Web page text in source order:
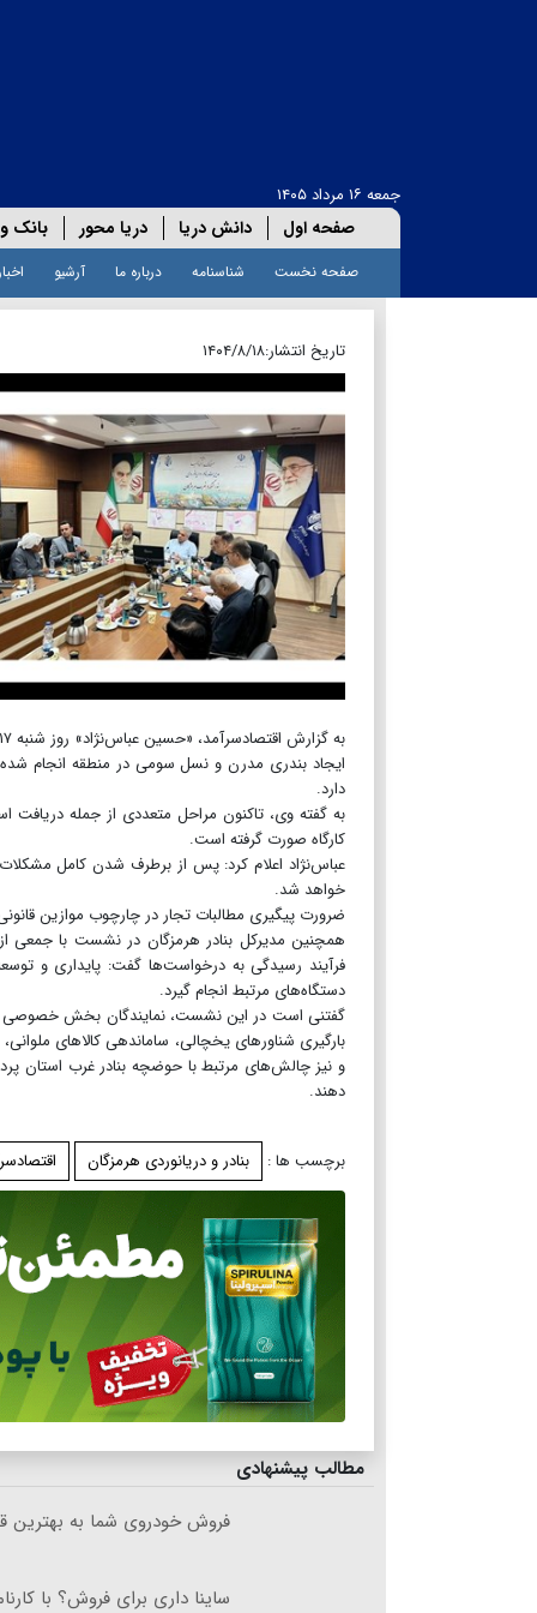
جمعه ۱۶ مرداد ۱۴۰۵
صفحه اول دانش دریا دریا محور بانک
صفحه نخست شناسنامه درباره ما آرشیو
تاریخ انتشار:۱۴۰۴/۸/۱۸
ایجاد بندری مدرن و نسل سومی در منطقه انجام شده
دارد.
به گفته وی، تاکنون مراحل متعددی از جمله دریافت
کارگاه صورت گرفته است.
خواهد شد.
ضرورت پیگیری مطالبات تجار در چارچوب موازین
همچنین مدیرکل بنادر هرمزگان در نشست با جمعی از
فرآیند رسیدگی به درخواست‌ها گفت: پایداری و
دستگاه‌های مرتبط انجام گیرد.
گفتنی است در این نشست، نمایندگان بخش خصوصی
بارگیری شناورهای یخچالی، ساماندهی کالاهای
و نیز چالش‌های مرتبط با حوضچه بنادر غرب استان
دهند.
برچسب ها : بنادر و‌ دریانوردی هرمزگان
مطالب پیشنهادی
فروش خودروی شما به بهترین
ساینا داری برای فروش؟ با